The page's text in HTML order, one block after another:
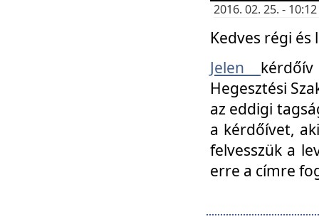
2016. 02. 25. -
Kedves régi
Jelen
Hegesztési
az eddigi
a kérdőívet,
felvesszük a
erre a címre